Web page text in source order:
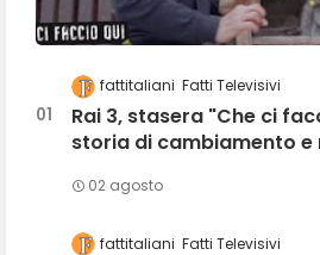
fattitaliani Fatti Televisivi
Rai 3, stasera "Che ci
storia di cambiamento
02 agosto
fattitaliani Fatti Televisivi